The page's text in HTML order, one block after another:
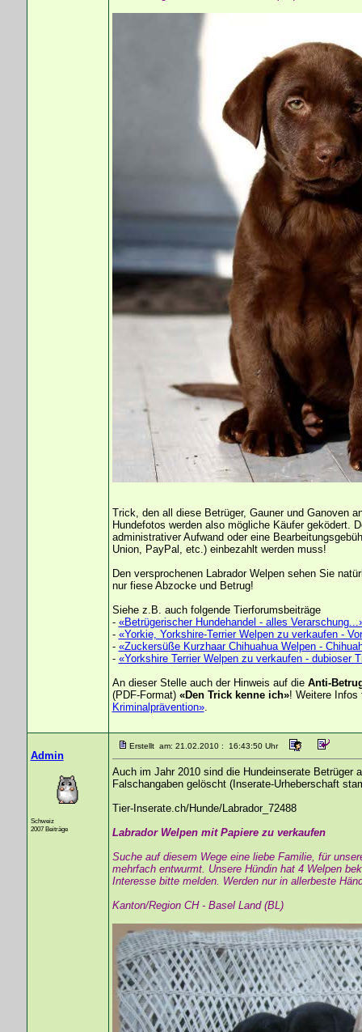
Trick, den all diese Betrüger, Gauner und Ganoven
Hundefotos werden also mögliche Käufer geködert.
administrativer Aufwand oder eine
Union, PayPal, etc.) einbezahlt werden muss!
Den versprochenen Labrador Welpen sehen Sie
nur fiese Abzocke und Betrug!
Siehe z.B. auch folgende Tierforumsbeiträge
- «Betrügerischer Hundehandel - alles
- «Yorkie, Yorkshire-Terrier Welpen zu verkaufen -
- «Zuckersüße Kurzhaar Chihuahua Welpen -
- «Yorkshire Terrier Welpen zu verkaufen - dubioser
An dieser Stelle auch der Hinweis auf die Anti-
(PDF-Format) «Den Trick kenne ich»! Weitere
Kriminalprävention».
Admin
Schweiz
2007 Beiträge
Erstellt am: 21.02.2010 : 16:43:50 Uhr
Auch im Jahr 2010 sind die Hundeinserate Betrüger
Falschangaben gelöscht (Inserate-Urheberschaft
Tier-Inserate.ch/Hunde/Labrador_72488
Labrador Welpen mit Papiere zu verkaufen
Suche auf diesem Wege eine liebe Familie, für
mehrfach entwurmt. Unsere Hündin hat 4 Welpen
Interesse bitte melden. Werden nur in allerbeste
Kanton/Region CH - Basel Land (BL)